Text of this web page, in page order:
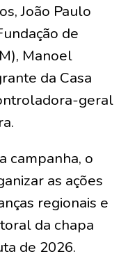
João Paulo
de
Manoel
da Casa
geral
campanha, o
as ações
regionais e
da chapa
de 2026.